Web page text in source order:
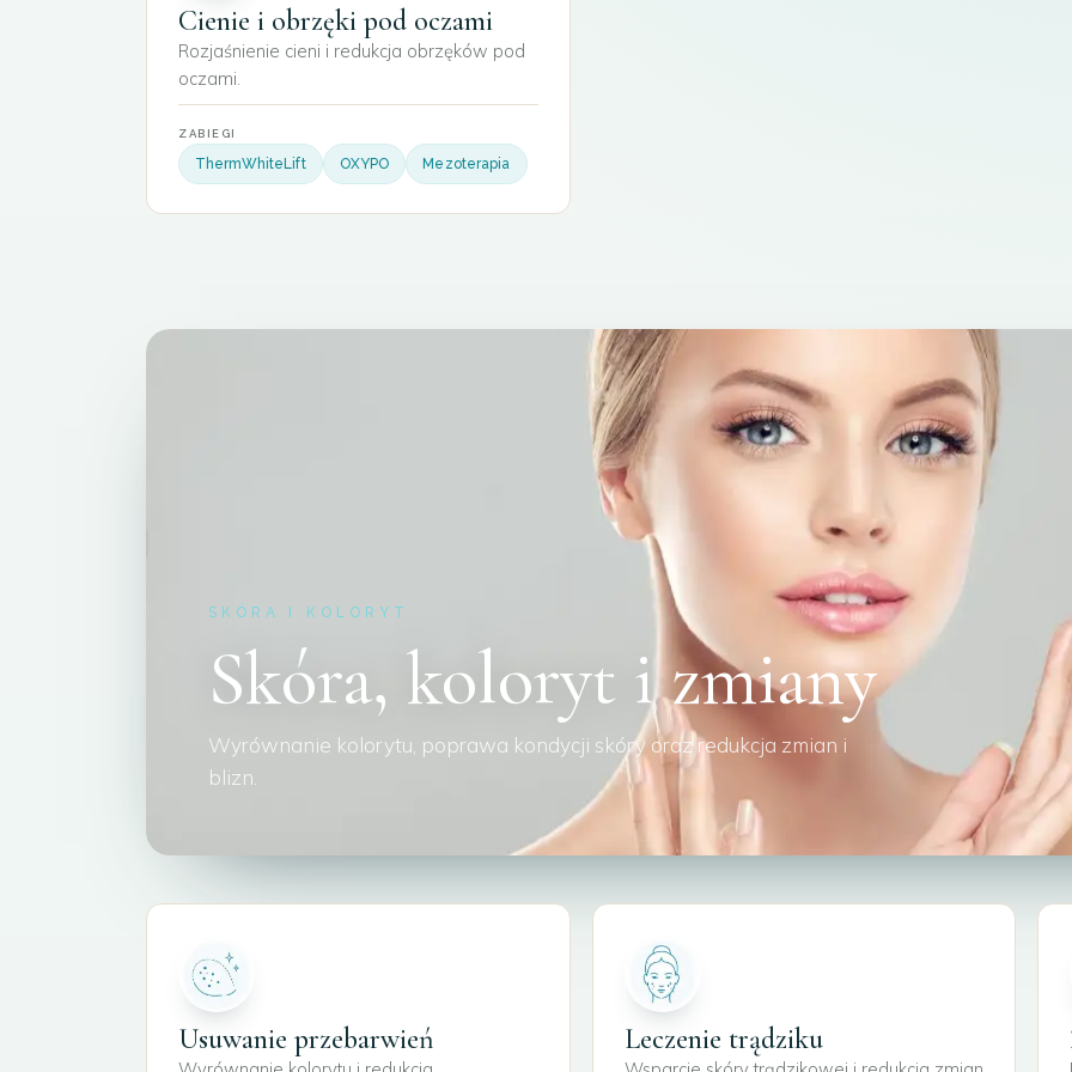
Cienie i obrzęki pod oczami
Rozjaśnienie cieni i redukcja obrzęków pod
oczami.
ZABIEGI
ThermWhiteLift OXYPO Mezoterapia
SKÓRA I KOLORYT
Skóra, koloryt i zmiany
Wyrównanie kolorytu, poprawa kondycji skóry oraz redukcja zmian i
blizn.
Usuwanie przebarwień Leczenie trądziku